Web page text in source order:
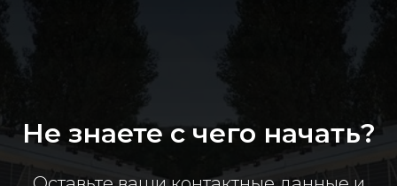
Не знаете с чего начать?